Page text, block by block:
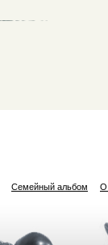
Семейный альбом О